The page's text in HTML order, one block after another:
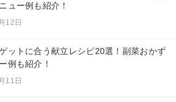
ュー例も紹介！
12日
ットに合う献立レシピ20選！副菜おかず
例も紹介！
11日